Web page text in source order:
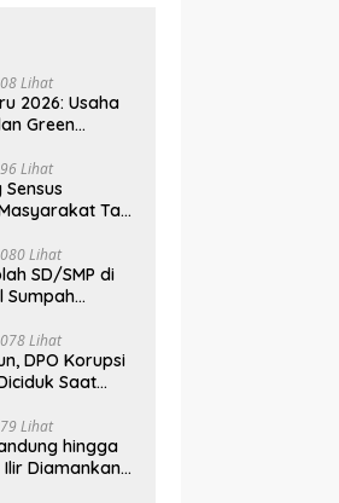
Lihat
2026: Usaha
Green
Lihat
Tak
Lihat
SD/SMP di
Sumpah
Lihat
DPO Korupsi
Saat
Lihat
hingga
Ilir Diamankan